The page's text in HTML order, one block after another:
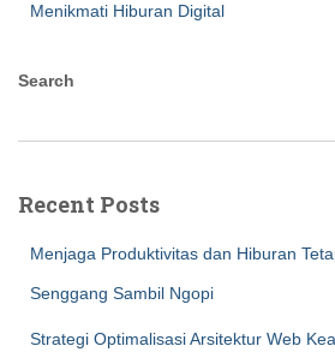
Menikmati Hiburan Digital
Search
Recent Posts
Menjaga Produktivitas dan Hiburan
Senggang Sambil Ngopi
Strategi Optimalisasi Arsitektur Web